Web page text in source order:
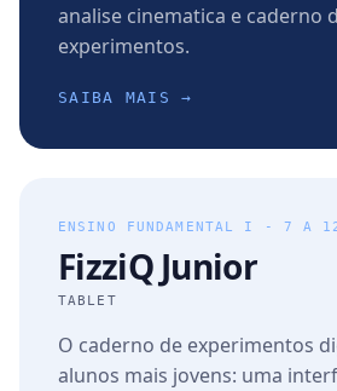
analise cinematica e caderno
experimentos.
SAIBA MAIS →
ENSINO FUNDAMENTAL I - 7 A
FizziQ Junior
TABLET
O caderno de experimentos
alunos mais jovens: uma